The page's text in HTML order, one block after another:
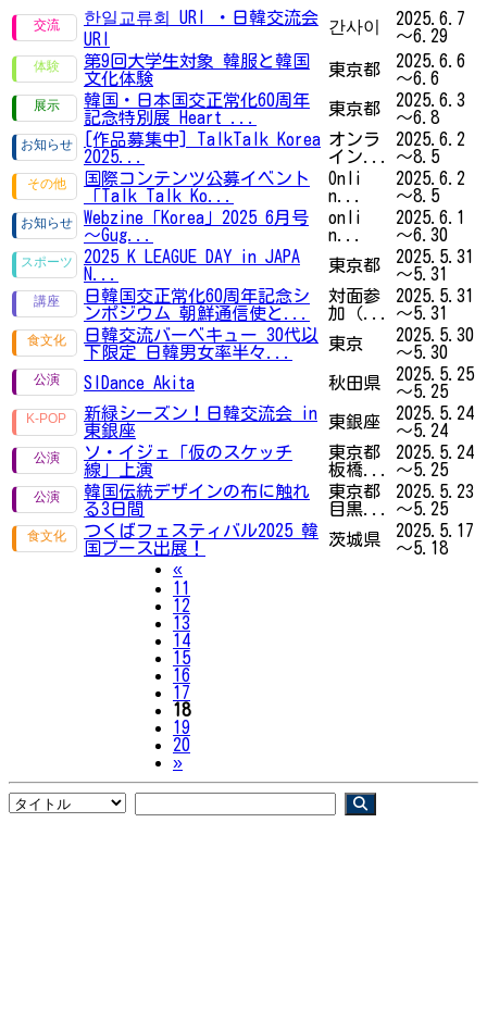
한일교류회 URI ・日韓交流会
URI
간사이
2025.6.7
～6.29
第9回大学生対象 韓服と韓国
文化体験
東京都
2025.6.6
～6.6
韓国・日本国交正常化60周年
記念特別展 Heart ...
東京都
2025.6.3
～6.8
[作品募集中] TalkTalk Korea
2025...
オンラ
イン...
2025.6.2
～8.5
国際コンテンツ公募イベント
「Talk Talk Ko...
Onli
n...
2025.6.2
～8.5
Webzine「Korea」2025 6月号
～Gug...
onli
n...
2025.6.1
～6.30
2025 K LEAGUE DAY in JAPA
N...
東京都
2025.5.31
～5.31
日韓国交正常化60周年記念シ
ンポジウム 朝鮮通信使と...
対面参
加（...
2025.5.31
～5.31
日韓交流バーベキュー 30代以
下限定 日韓男女率半々...
東京
2025.5.30
～5.30
SIDance Akita
秋田県
2025.5.25
～5.25
新緑シーズン！日韓交流会 in
東銀座
東銀座
2025.5.24
～5.24
ソ・イジェ「仮のスケッチ
線」上演
東京都
板橋...
2025.5.24
～5.25
韓国伝統デザインの布に触れ
る3日間
東京都
目黒...
2025.5.23
～5.25
つくばフェスティバル2025 韓
国ブース出展！
茨城県
2025.5.17
～5.18
«Previous
11
12
13
14
15
16
17
18
19
20
»Next